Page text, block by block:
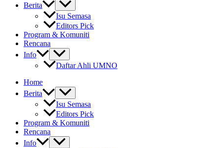
Berita
Isu Semasa
Editors Pick
Program & Komuniti
Rencana
Info
Daftar Ahli UMNO
Home
Berita
Isu Semasa
Editors Pick
Program & Komuniti
Rencana
Info